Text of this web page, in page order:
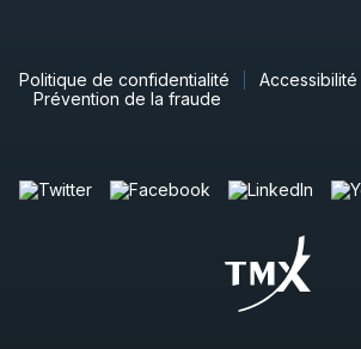
Politique de confidentialité
Accessibilité
Prévention de la fraude